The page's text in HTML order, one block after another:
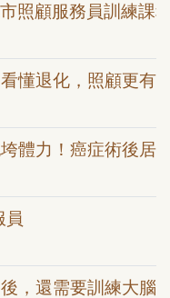
照顧服務員訓練課
懂退化，照顧更有
體力！癌症術後居
員
後，還需要訓練大